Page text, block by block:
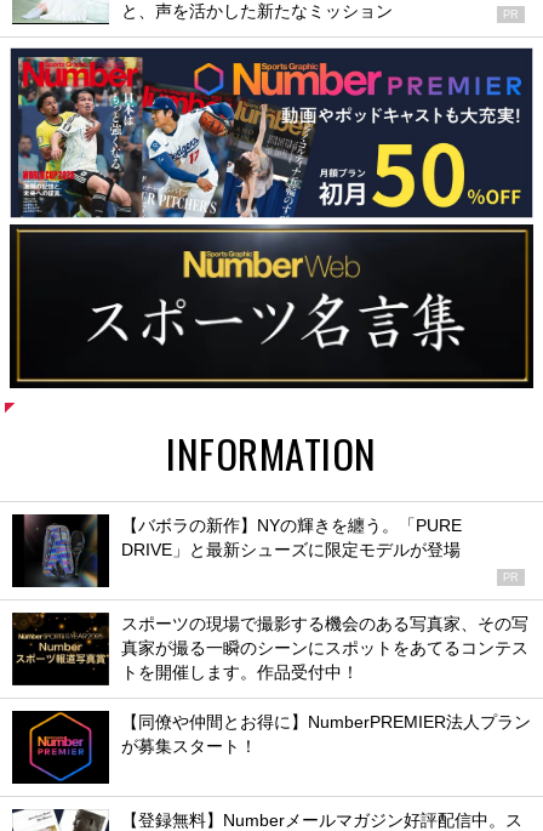
と、声を活かした新たなミッション
PR
INFORMATION
【バボラの新作】NYの輝きを纏う。「PURE
DRIVE」と最新シューズに限定モデルが登場
PR
スポーツの現場で撮影する機会のある写真家、その写
真家が撮る一瞬のシーンにスポットをあてるコンテス
トを開催します。作品受付中！
【同僚や仲間とお得に】NumberPREMIER法人プラン
が募集スタート！
【登録無料】Numberメールマガジン好評配信中。ス